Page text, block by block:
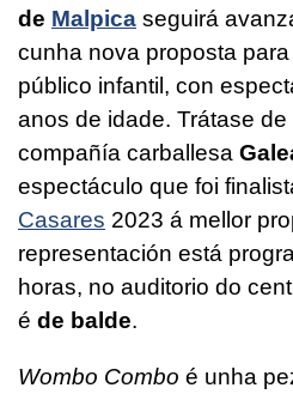
de Malpica seguirá
cunha nova proposta
público infantil, con
anos de idade. Trátase de
compañía carballesa
espectáculo que foi
Casares 2023 á mellor
representación está
horas, no auditorio do
é de balde.
Wombo Combo é unha